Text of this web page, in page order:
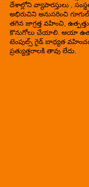
దేశాల్లోని వ్యాపారస్తులు ,
అభిరుచిని అనుసరించి
తగిన జాగ్రత్త వహించి,
కొనుగోలు చేయాలి. ఆయా
టెంపుల్స్ గైడ్ బాధ్యత
ప్రత్యుత్తరాలకి తావు లేదు.